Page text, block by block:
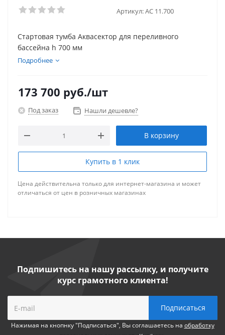
Артикул:АС 11.700
Стартовая тумба Аквасектор для переливного
бассейна h 700 мм
Подробнее
173 700 руб./шт
Под заказ Нашли дешевле?
В корзину
Купить в 1 клик
Цена действительна только для интернет-магазина и может
отличаться от цен в розничных магазинах
Подпишитесь на нашу рассылку, и получите
курс грамотного клиента!
Нажимая на кнопнку "Подписаться", Вы соглашаетесь на обработку